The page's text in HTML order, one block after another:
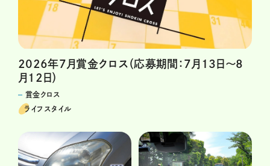
2026年7月賞金クロス（応募期間：7月13日～8
月12日）
賞金クロス
ライフスタイル